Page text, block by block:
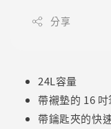
分享
24L容量
帶襯墊的 16
帶鑰匙夾的快